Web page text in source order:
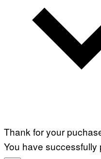
Thank for your
You have successfully